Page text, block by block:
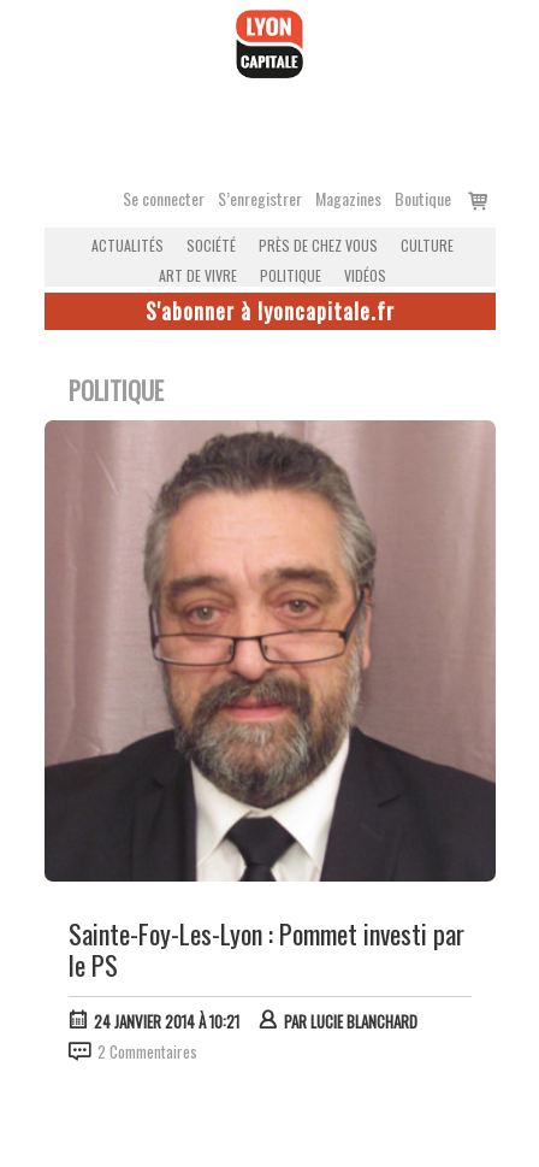
Se connecter S’enregistrer Magazines Boutique
Voir
ACTUALITÉS SOCIÉTÉ PRÈS DE CHEZ VOUS
CULTURE
ART DE VIVRE
POLITIQUE VIDÉOS
S'abonner à lyoncapitale.fr
POLITIQUE
Sainte-Foy-Les-Lyon : Pommet investi par
le PS
24 JANVIER 2014 À 10:21 PARLUCIE BLANCHARD
2 Commentaires